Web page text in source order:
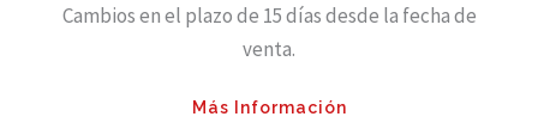
Cambios en el plazo de 15 días desde la fecha de
venta.
Más Información